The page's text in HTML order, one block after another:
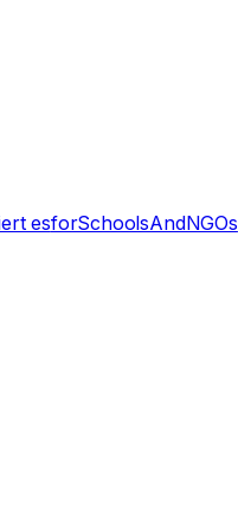
esforSchoolsAndNGOs